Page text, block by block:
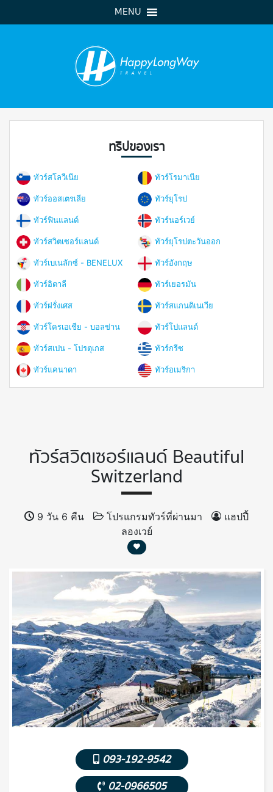
MENU
ทริปของเรา
ทัวร์สโลวีเนีย ทัวร์โรมาเนีย
ทัวร์ออสเตรเลีย ทัวร์ยุโรป
ทัวร์ฟินแลนด์ ทัวร์นอร์เวย์
ทัวร์สวิตเซอร์แลนด์ ทัวร์ยุโรปตะวันออก
ทัวร์เบเนลักซ์ - BENELUX ทัวร์อังกฤษ
ทัวร์อิตาลี ทัวร์เยอรมัน
ทัวร์ฝรั่งเศส ทัวร์สแกนดิเนเวีย
ทัวร์โครเอเชีย - บอลข่าน ทัวร์โปแลนด์
ทัวร์สเปน - โปรตุเกส ทัวร์กรีซ
ทัวร์แคนาดา ทัวร์อเมริกา
ทัวร์สวิตเซอร์แลนด์ Beautiful
Switzerland
9 วัน 6 คืน โปรแกรมทัวร์ที่ผ่านมา
แฮปปี้
ลองเวย์
093-192-9542
02-0966505